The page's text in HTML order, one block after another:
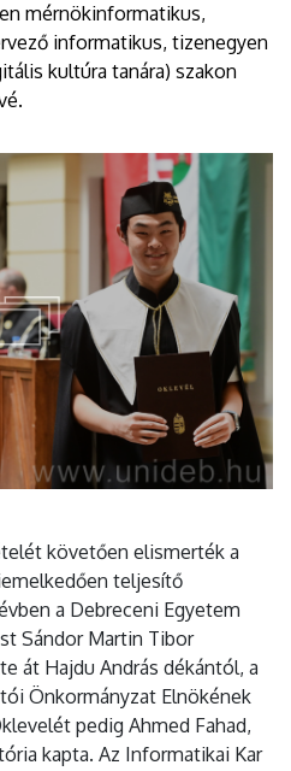
mérnökinformatikus,
informatikus, tizenegyen
kultúra tanára) szakon
követően elismerték a
teljesítő
a Debreceni Egyetem
Sándor Martin Tibor
át Hajdu András dékántól, a
Önkormányzat Elnökének
pedig Ahmed Fahad,
kapta. Az Informatikai Kar